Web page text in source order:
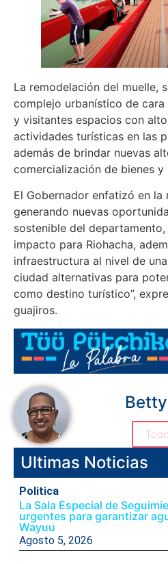
La remodelación del muelle,
complejo urbanístico de
y visitantes espacios con
actividades turísticas en las
además de brindar nuevas
comercialización de bienes y
El Gobernador enfatizó en la
generando nuevas
sostenible del
impacto para Riohacha,
infraestructura al nivel de
ciudad alternativas para
como destino turístico”,
guajiros.
Ultimas Noticias
Politica
La Sala Especial de
urgentes para garantizar
Wayuu
Agosto 5, 2026